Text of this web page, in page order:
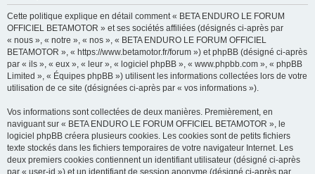
Cette politique explique en détail comment « BETA ENDURO LE FORUM
OFFICIEL BETAMOTOR » et ses sociétés affiliées (désignés ci-après par
« nous », « notre », « nos », « BETA ENDURO LE FORUM OFFICIEL
BETAMOTOR », « https://www.betamotor.fr/forum ») et phpBB (désigné ci-après
par « ils », « eux », « leur », « logiciel phpBB », « www.phpbb.com », « phpBB
Limited », « Équipes phpBB ») utilisent les informations collectées lors de votre
utilisation de ce site (désignées ci-après par « vos informations »).
Vos informations sont collectées de deux manières. Premièrement, en
naviguant sur « BETA ENDURO LE FORUM OFFICIEL BETAMOTOR », le
logiciel phpBB créera plusieurs cookies. Les cookies sont de petits fichiers
texte stockés dans les fichiers temporaires de votre navigateur Internet. Les
deux premiers cookies contiennent un identifiant utilisateur (désigné ci-après
par « user-id ») et un identifiant de session anonyme (désigné ci-après par